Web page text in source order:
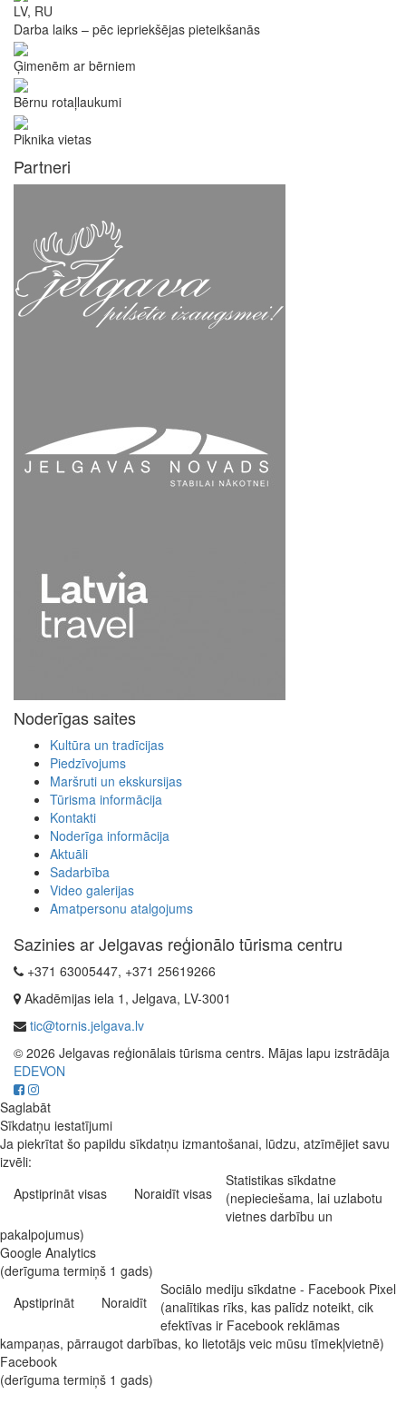
LV, RU
Darba laiks – pēc iepriekšējas pieteikšanās
Ģimenēm ar bērniem
Bērnu rotaļlaukumi
Piknika vietas
Partneri
Noderīgas saites
Kultūra un tradīcijas
Piedzīvojums
Maršruti un ekskursijas
Tūrisma informācija
Kontakti
Noderīga informācija
Aktuāli
Sadarbība
Video galerijas
Amatpersonu atalgojums
Sazinies ar Jelgavas reģionālo tūrisma centru
+371 63005447, +371 25619266
Akadēmijas iela 1, Jelgava, LV-3001
tic@tornis.jelgava.lv
© 2026 Jelgavas reģionālais tūrisma centrs. Mājas lapu izstrādāja
EDEVON
Saglabāt
Sīkdatņu iestatījumi
Ja piekrītat šo papildu sīkdatņu izmantošanai, lūdzu, atzīmējiet savu
izvēli:
Apstiprināt visas
Noraidīt visas
Statistikas sīkdatne
(nepieciešama, lai uzlabotu
vietnes darbību un
pakalpojumus)
Google Analytics
(derīguma termiņš 1 gads)
Apstiprināt
Noraidīt
Sociālo mediju sīkdatne - Facebook Pixel
(analītikas rīks, kas palīdz noteikt, cik
efektīvas ir Facebook reklāmas
kampaņas, pārraugot darbības, ko lietotājs veic mūsu tīmekļvietnē)
Facebook
(derīguma termiņš 1 gads)